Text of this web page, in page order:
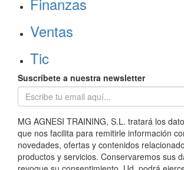
Ventas
Tic
Suscríbete a nuestra newsletter
MG AGNESI TRAINING, S.L. tratará los
que nos facilita para remitirle información
novedades, ofertas y contenidos
productos y servicios. Conservaremos sus